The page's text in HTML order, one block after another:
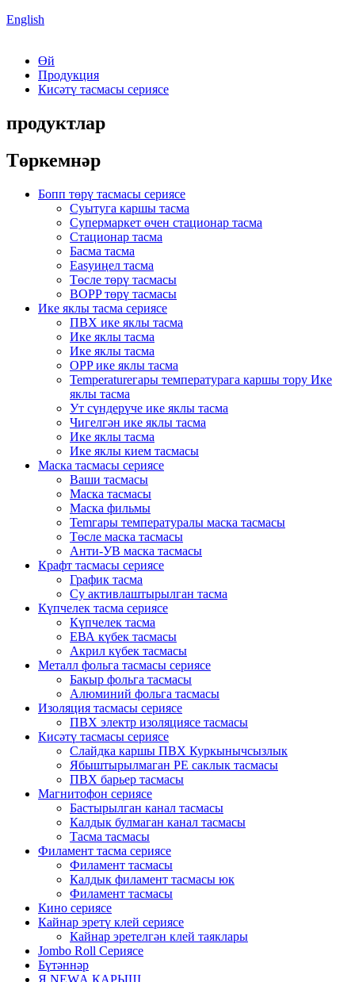
English
Өй
Продукция
Кисәтү тасмасы сериясе
продуктлар
Төркемнәр
Бопп төрү тасмасы сериясе
Суытуга каршы тасма
Супермаркет өчен стационар тасма
Стационар тасма
Басма тасма
Easyиңел тасма
Төсле төрү тасмасы
BOPP төрү тасмасы
Ике яклы тасма сериясе
ПВХ ике яклы тасма
Ике яклы тасма
Ике яклы тасма
OPP ике яклы тасма
Temperatureгары температурага каршы тору Ике
яклы тасма
Ут сүндерүче ике яклы тасма
Чигелгән ике яклы тасма
Ике яклы тасма
Ике яклы кием тасмасы
Маска тасмасы сериясе
Ваши тасмасы
Маска тасмасы
Маска фильмы
Temгары температуралы маска тасмасы
Төсле маска тасмасы
Анти-УВ маска тасмасы
Крафт тасмасы сериясе
График тасма
Су активлаштырылган тасма
Күпчелек тасма сериясе
Күпчелек тасма
ЕВА күбек тасмасы
Акрил күбек тасмасы
Металл фольга тасмасы сериясе
Бакыр фольга тасмасы
Алюминий фольга тасмасы
Изоляция тасмасы сериясе
ПВХ электр изоляциясе тасмасы
Кисәтү тасмасы сериясе
Слайдка каршы ПВХ Куркынычсызлык
Ябыштырылмаган PE саклык тасмасы
ПВХ барьер тасмасы
Магнитофон сериясе
Бастырылган канал тасмасы
Калдык булмаган канал тасмасы
Тасма тасмасы
Филамент тасма сериясе
Филамент тасмасы
Калдык филамент тасмасы юк
Филамент тасмасы
Кино сериясе
Кайнар эретү клей сериясе
Кайнар эретелгән клей таяклары
Jombo Roll Сериясе
Бүтәннәр
Я NEWА КАРЫШ